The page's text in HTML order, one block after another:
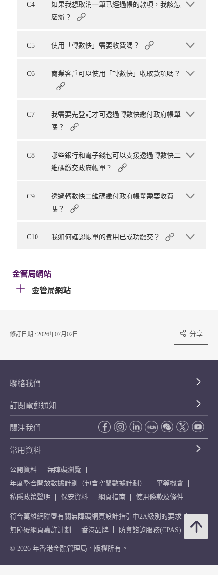
C4
如果我想取消一筆已經過帳的款項，我該怎
麼辦？
C5 使用「轉數快」需要收費嗎？
C6 商業客戶可以使用「轉數快」收取款項嗎？
C7
我需要先登記才可透過轉數快繳付政府帳單
嗎？
C8
哪些銀行和電子錢包可以支援透過轉數快二
維碼繳交政府帳單？
C9
透過轉數快二維碼繳付政府帳單需要收費
嗎？
C10 我如何確認帳單的費用已成功繳交？
金管局網站
金管局網站
修訂日期 : 2026年07月02日 分享
聯絡我們
訂閱電郵通知
關注我們
常用資料
公開資料
無障礙瀏覽
年度整合開放數據計劃（包含空間數據計劃）
平等機會
私隱政策聲明
保安資料 網頁指南 使用條款及條件
符合萬維網聯盟有關無障礙網頁設計指引中2A級別的要求
無障礙網頁嘉許計劃
香港品牌 防貪諮詢服務(CPAS)
© 2026 年香港金融管理局。版權所有。